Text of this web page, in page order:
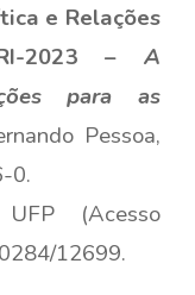
e Relações
2023 – A
para as
Pessoa,
0.
(Acesso
12699.